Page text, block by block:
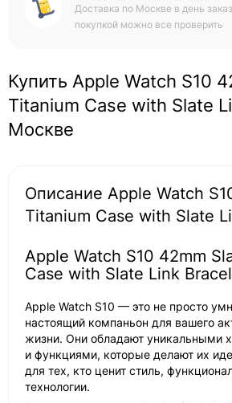
Доставка по Москве в день
покупкой можно все проверить
Купить Apple Watch S10
Titanium Case with Slate
Москве
Описание Apple Watch
Titanium Case with Slate
Apple Watch S10 42mm
Case with Slate Link
Apple Watch S10 — это не просто
настоящий компаньон для вашего
жизни. Они обладают уникальными
и функциями, которые делают их
для тех, кто ценит стиль,
технологии.